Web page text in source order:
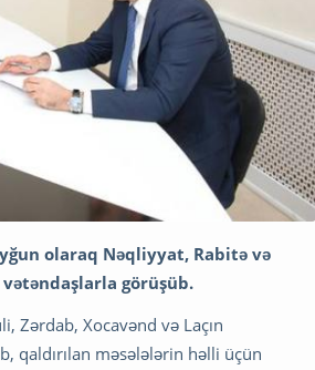
olaraq Nəqliyyat, Rabitə və
görüşüb.
Zərdab, Xocavənd və Laçın
qaldırılan məsələlərin həlli üçün